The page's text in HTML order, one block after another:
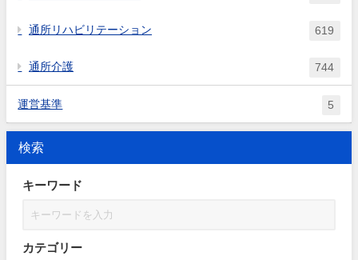
通所リハビリテーション 619
通所介護 744
運営基準 5
検索
キーワード
カテゴリー